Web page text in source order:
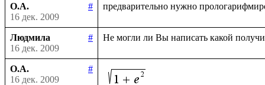
О.А.
#
16 дек. 2009
Людмила
#
16 дек. 2009
О.А.
#
16 дек. 2009